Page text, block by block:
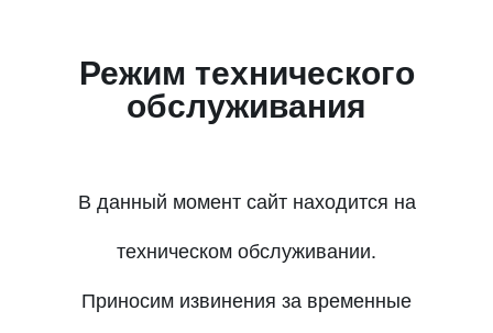
Режим технического
обслуживания
В данный момент сайт находится на
техническом обслуживании.
Приносим извинения за временные